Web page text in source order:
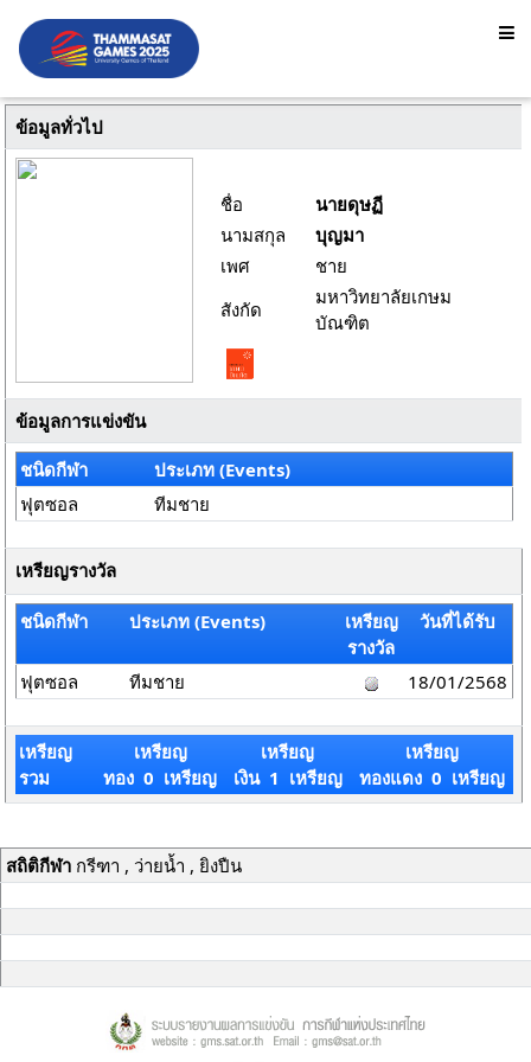
ข้อมูลทั่วไป
ชื่อ
นายดุษฏี
นามสกุล
บุญมา
เพศ
ชาย
สังกัด
มหาวิทยาลัยเกษม
บัณฑิต
ข้อมูลการแข่งขัน
ชนิดกีฬา
ประเภท (Events)
ฟุตซอล
ทีมชาย
เหรียญรางวัล
ชนิดกีฬา ประเภท (Events)
เหรียญ
รางวัล
วันที่ได้รับ
ฟุตซอล ทีมชาย 18/01/2568
เหรียญ
รวม
เหรียญ
ทอง 0 เหรียญ
เหรียญ
เงิน 1 เหรียญ
เหรียญ
ทองแดง 0 เหรียญ
สถิติกีฬากรีฑา , ว่ายน้ำ , ยิงปืน